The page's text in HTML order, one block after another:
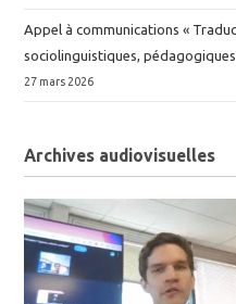
Appel à communications «
sociolinguistiques,
27 mars 2026
Archives audiovisuelles